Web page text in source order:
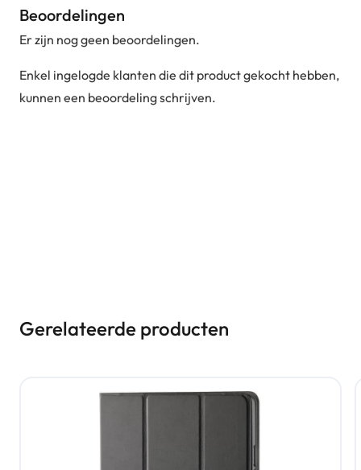
Beoordelingen
Er zijn nog geen beoordelingen.
Enkel ingelogde klanten die dit product gekocht hebben,
kunnen een beoordeling schrijven.
Gerelateerde producten